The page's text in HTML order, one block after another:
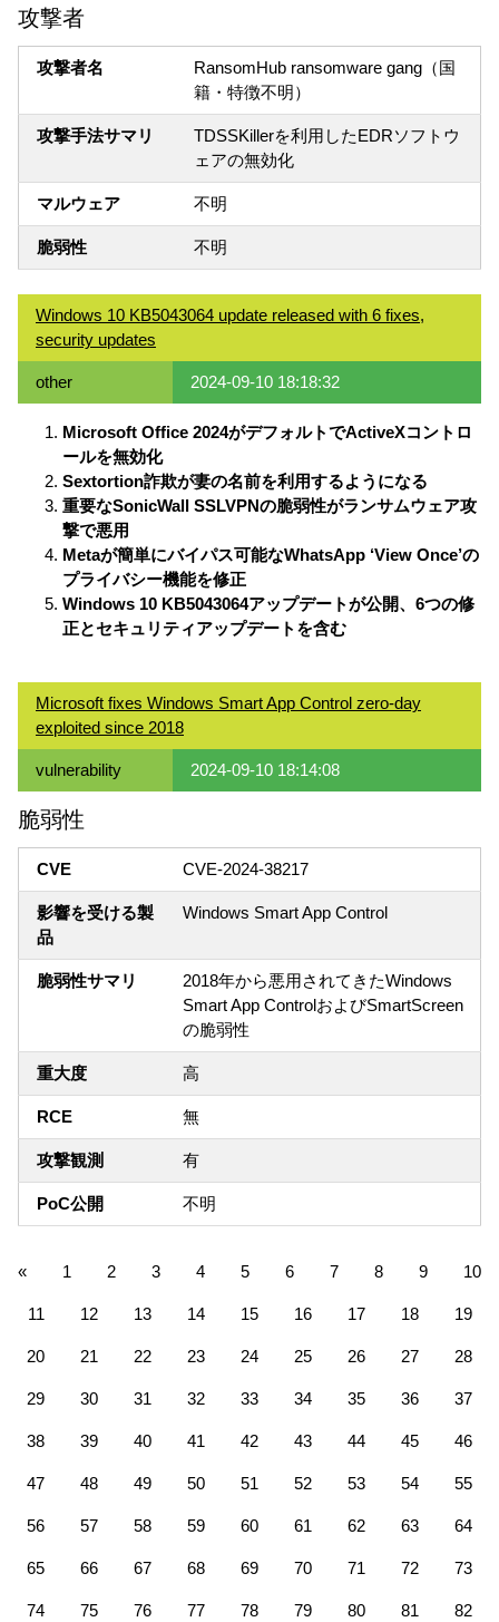
攻撃者
攻撃者名
RansomHub ransomware gang（国
籍・特徴不明）
攻撃手法サマリ
TDSSKillerを利用したEDRソフトウ
ェアの無効化
マルウェア 不明
脆弱性 不明
Windows 10 KB5043064 update released with 6 fixes,
security updates
other 2024-09-10 18:18:32
Microsoft Office 2024がデフォルトでActiveXコントロ
ールを無効化
Sextortion詐欺が妻の名前を利用するようになる
重要なSonicWall SSLVPNの脆弱性がランサムウェア攻
撃で悪用
Metaが簡単にバイパス可能なWhatsApp ‘View Once’の
プライバシー機能を修正
Windows 10 KB5043064アップデートが公開、6つの修
正とセキュリティアップデートを含む
Microsoft fixes Windows Smart App Control zero-day
exploited since 2018
vulnerability 2024-09-10 18:14:08
脆弱性
CVE CVE-2024-38217
影響を受ける製
品
Windows Smart App Control
脆弱性サマリ
2018年から悪用されてきたWindows
Smart App ControlおよびSmartScreen
の脆弱性
重大度 高
RCE 無
攻撃観測 有
PoC公開 不明
« 1 2 3 4 5 6 7 8 9 10
11 12 13 14 15 16 17 18 19
20 21 22 23 24 25 26 27 28
29 30 31 32 33 34 35 36 37
38 39 40 41 42 43 44 45 46
47 48 49 50 51 52 53 54 55
56 57 58 59 60 61 62 63 64
65 66 67 68 69 70 71 72 73
74 75 76 77 78 79 80 81 82